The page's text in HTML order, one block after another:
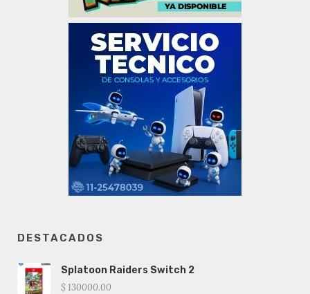
DESTACADOS
Splatoon Raiders Switch 2
$ 130000.00